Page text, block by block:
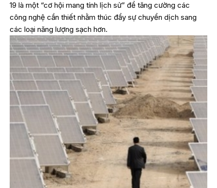
19 là một “cơ hội mang tính lịch sử” để tăng cường các
công nghệ cần thiết nhằm thúc đẩy sự chuyển dịch sang
các loại năng lượng sạch hơn.